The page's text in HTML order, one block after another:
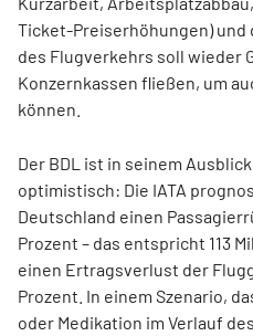
Ticket-Preiserhöhungen) und
des Flugverkehrs soll wieder
Konzernkassen fließen, um
können.
Der BDL ist in seinem
optimistisch: Die IATA
Deutschland einen
Prozent – das entspricht 113
einen Ertragsverlust der
Prozent. In einem Szenario,
oder Medikation im Verlauf